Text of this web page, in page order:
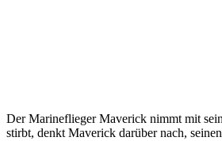
Der Marineflieger Maverick nimmt mit
stirbt, denkt Maverick darüber nach,